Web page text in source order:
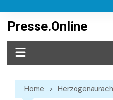
content
Presse.Online
Home Herzogenaurach